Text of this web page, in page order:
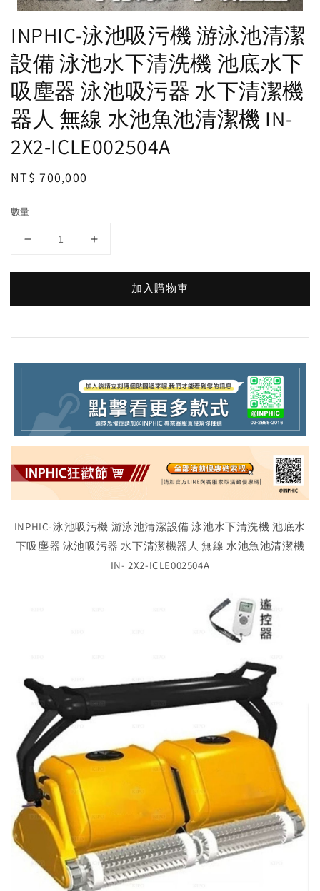
INPHIC-泳池吸污機 游泳池清潔
設備 泳池水下清洗機 池底水下
吸塵器 泳池吸污器 水下清潔機
器人 無線 水池魚池清潔機 IN-
2X2-ICLE002504A
Regular
NT$ 700,000
數量
加入購物車
INPHIC-泳池吸污機 游泳池清潔設備 泳池水下清洗機 池底水
下吸塵器 泳池吸污器 水下清潔機器人 無線 水池魚池清潔機
IN- 2X2-ICLE002504A